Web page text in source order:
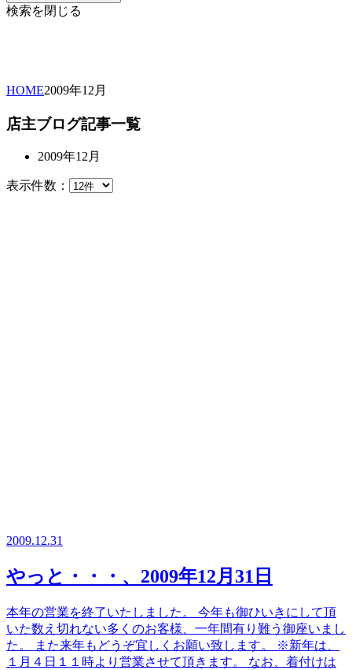
検索を閉じる
HOME2009年12月
店主ブログ記事一覧
2009年12月
表示件数：
2009.12.31
やっと・・・、2009年12月31日
本年の営業を終了いたしました。 今年も御ひいきにして頂
いた数え切れない多くのお客様、一年間有り難う御座いまし
た。 また来年もどうぞ宜しくお願い致します。 ※新年は、
１月４日１１時より営業させて頂きます。 なお、着付けは